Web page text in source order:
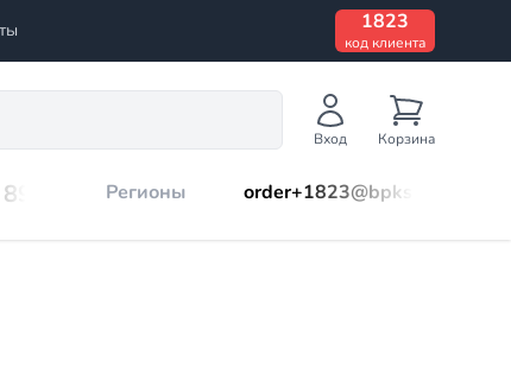
1823
код клиента
Вход Корзина
Регионы order+1823@bpks.ru